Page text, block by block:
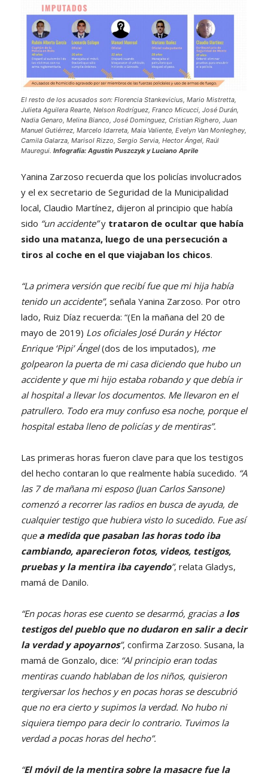
El resto de los acusados son: Florencia Stankevicius, Mario Mistretta,
Julieta Aguilera Rearte, Nelson Rodríguez, Franco Micucci, José Durán,
Nadia Genaro, Melina Bianco, José Dominguez, Cristian Righero, Juan
Manuel Gutiérrez, Marcelo Idarreta, Maia Valiente, Evelyn Van Monleghey,
Camila Galarza, Marisol Rizzo, Sergio Servia, Hector Ángel, Raúl
Mauregui. Infografía: Agustín Puszczyk y Luciano Aprile
Yanina Zarzoso recuerda que los policías involucrados
y el ex secretario de Seguridad de la Municipalidad
local, Claudio Martínez, dijeron al principio que había
sido “un accidente”y trataron de ocultar que había
sido una matanza, luego de una persecución a
tiros al coche en el que viajaban los chicos.
“La primera versión que recibí fue que mi hija había
tenido un accidente”, señala Yanina Zarzoso. Por otro
lado, Ruiz Díaz recuerda: “(En la mañana del 20 de
mayo de 2019) Los oficiales José Durán y Héctor
Enrique ‘Pipi’ Ángel(dos de los imputados), me
golpearon la puerta de mi casa diciendo que hubo un
accidente y que mi hijo estaba robando y que debía ir
al hospital a llevar los documentos. Me llevaron en el
patrullero. Todo era muy confuso esa noche, porque el
hospital estaba lleno de policías y de mentiras”.
Las primeras horas fueron clave para que los testigos
del hecho contaran lo que realmente había sucedido. “A
las 7 de mañana mi esposo (Juan Carlos Sansone)
comenzó a recorrer las radios en busca de ayuda, de
cualquier testigo que hubiera visto lo sucedido. Fue así
que a medida que pasaban las horas todo iba
cambiando, aparecieron fotos, videos, testigos,
pruebas y la mentira iba cayendo”, relata Gladys,
mamá de Danilo.
“En pocas horas ese cuento se desarmó, gracias a los
testigos del pueblo que no dudaron en salir a decir
la verdad y apoyarnos”, confirma Zarzoso. Susana, la
mamá de Gonzalo, dice: “Al principio eran todas
mentiras cuando hablaban de los niños, quisieron
tergiversar los hechos y en pocas horas se descubrió
que no era cierto y supimos la verdad. No hubo ni
siquiera tiempo para decir lo contrario. Tuvimos la
verdad a pocas horas del hecho”.
“El móvil de la mentira sobre la masacre fue la